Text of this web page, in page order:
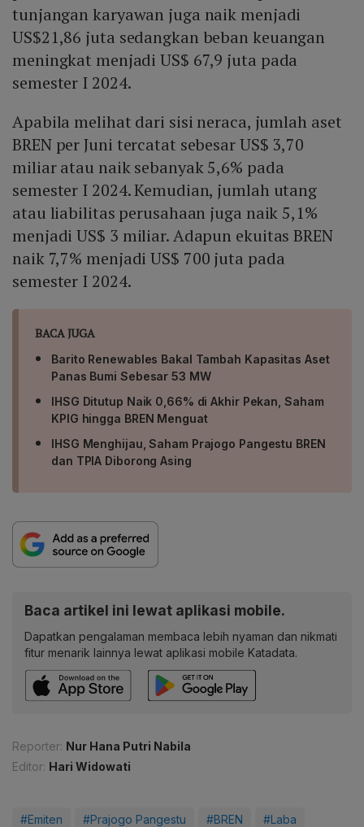
tunjangan karyawan juga naik menjadi
US$21,86 juta sedangkan beban keuangan
meningkat menjadi US$ 67,9 juta pada
semester I 2024.
Apabila melihat dari sisi neraca, jumlah aset
BREN per Juni tercatat sebesar US$ 3,70
miliar atau naik sebanyak 5,6% pada
semester I 2024. Kemudian, jumlah utang
atau liabilitas perusahaan juga naik 5,1%
menjadi US$ 3 miliar. Adapun ekuitas BREN
naik 7,7% menjadi US$ 700 juta pada
semester I 2024.
BACA JUGA
Barito Renewables Bakal Tambah Kapasitas Aset
Panas Bumi Sebesar 53 MW
IHSG Ditutup Naik 0,66% di Akhir Pekan, Saham
KPIG hingga BREN Menguat
IHSG Menghijau, Saham Prajogo Pangestu BREN
dan TPIA Diborong Asing
Baca artikel ini lewat aplikasi mobile.
Dapatkan pengalaman membaca lebih nyaman dan nikmati
fitur menarik lainnya lewat aplikasi mobile Katadata.
Reporter: Nur Hana Putri Nabila
Editor: Hari Widowati
#Emiten #Prajogo Pangestu #BREN #Laba